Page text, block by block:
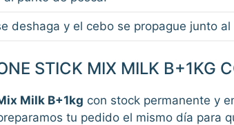
deshaga y el cebo se propague junto al
STICK MIX MILK B+1KG
Milk B+1kg con stock permanente y
tu pedido el mismo día para